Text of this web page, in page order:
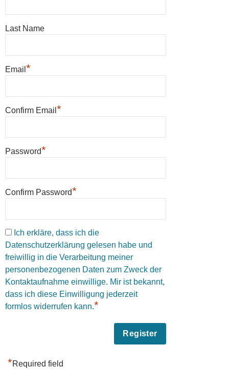
Last Name
Email *
Confirm Email *
Password*
Confirm Password*
Ich erkläre, dass ich die
Datenschutzerklärung gelesen habe und
freiwillig in die Verarbeitung meiner
personenbezogenen Daten zum Zweck der
Kontaktaufnahme einwillige. Mir ist bekannt,
dass ich diese Einwilligung jederzeit
formlos widerrufen kann.*
*Required field